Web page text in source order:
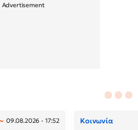
09.08.2026 - 17:52 Κοινωνία